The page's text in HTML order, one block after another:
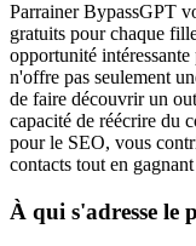
Parrainer BypassGPT
gratuits pour chaque
opportunité
n'offre pas seulement
de faire découvrir un
capacité de réécrire du
pour le SEO, vous
contacts tout en
À qui s'adresse le